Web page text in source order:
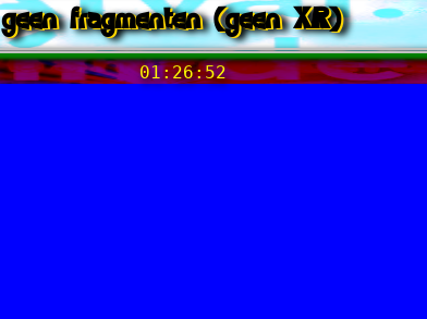
01:26:52
geen fragmenten (geen XR)